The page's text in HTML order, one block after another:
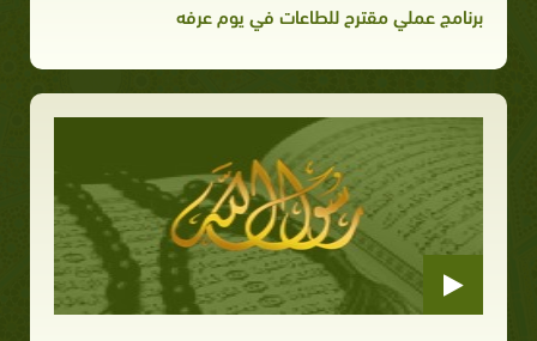
برنامج عملي مقترح للطاعات في يوم عرفه